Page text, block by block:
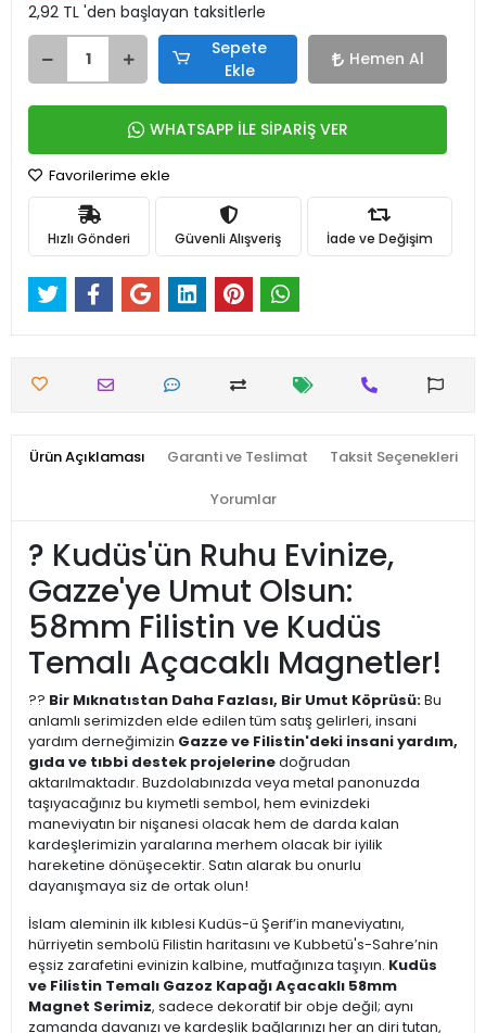
2,92 TL 'den başlayan taksitlerle
Sepete
Ekle
Hemen Al
WHATSAPP İLE SİPARİŞ VER
Favorilerime ekle
Hızlı Gönderi Güvenli Alışveriş İade ve Değişim
Ürün Açıklaması Garanti ve Teslimat Taksit Seçenekleri
Yorumlar
? Kudüs'ün Ruhu Evinize,
Gazze'ye Umut Olsun:
58mm Filistin ve Kudüs
Temalı Açacaklı Magnetler!
?? Bir Mıknatıstan Daha Fazlası, Bir Umut Köprüsü:Bu
anlamlı serimizden elde edilen tüm satış gelirleri, insani
yardım derneğimizin Gazze ve Filistin'deki insani yardım,
gıda ve tıbbi destek projelerinedoğrudan
aktarılmaktadır. Buzdolabınızda veya metal panonuzda
taşıyacağınız bu kıymetli sembol, hem evinizdeki
maneviyatın bir nişanesi olacak hem de darda kalan
kardeşlerimizin yaralarına merhem olacak bir iyilik
hareketine dönüşecektir. Satın alarak bu onurlu
dayanışmaya siz de ortak olun!
İslam aleminin ilk kıblesi Kudüs-ü Şerif’in maneviyatını,
hürriyetin sembolü Filistin haritasını ve Kubbetü's-Sahre’nin
eşsiz zarafetini evinizin kalbine, mutfağınıza taşıyın. Kudüs
ve Filistin Temalı Gazoz Kapağı Açacaklı 58mm
Magnet Serimiz, sadece dekoratif bir obje değil; aynı
zamanda davanızı ve kardeşlik bağlarınızı her an diri tutan,